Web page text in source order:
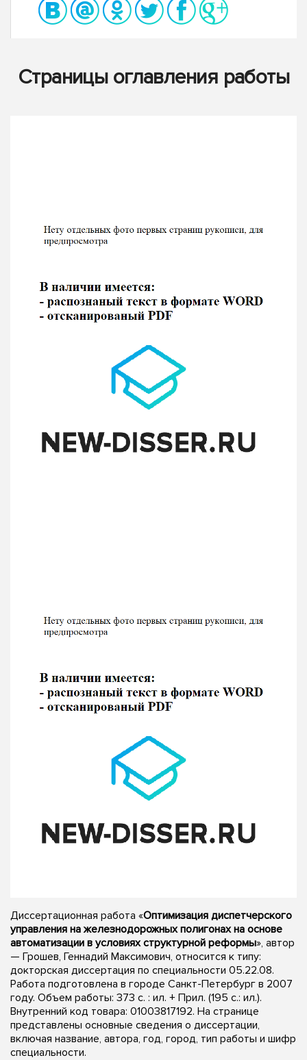
Страницы оглавления работы
Диссертационная работа «Оптимизация диспетчерского
управления на железнодорожных полигонах на основе
автоматизации в условиях структурной реформы», автор
— Грошев, Геннадий Максимович, относится к типу:
докторская диссертация по специальности 05.22.08.
Работа подготовлена в городе Санкт-Петербург в 2007
году. Объем работы: 373 с. : ил. + Прил. (195 с.: ил.).
Внутренний код товара: 01003817192. На странице
представлены основные сведения о диссертации,
включая название, автора, год, город, тип работы и шифр
специальности.